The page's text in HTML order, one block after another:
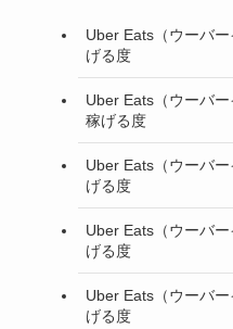
Uber Eats（ウーバ
げる度
Uber Eats（ウーバ
稼げる度
Uber Eats（ウーバ
げる度
Uber Eats（ウーバ
げる度
Uber Eats（ウーバ
げる度